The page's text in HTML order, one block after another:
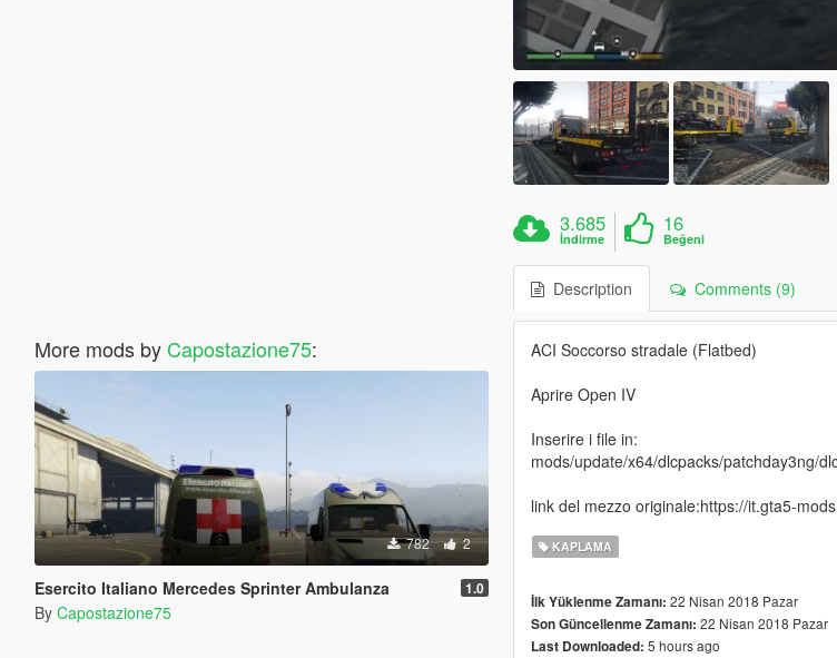
More mods by Capostazione75:
782 2
Esercito Italiano Mercedes Sprinter Ambulanza 1.0
By Capostazione75
3.685
İndirme
16
Beğeni
Description Comments (9)
ACI Soccorso stradale (Flatbed)
Aprire Open IV
Inserire i file in:
mods/update/x64/dlcpacks/patchday3ng/
link del mezzo originale:https://it.gta5-
KAPLAMA
İlk Yüklenme Zamanı: 22 Nisan 2018 Pazar
Son Güncellenme Zamanı: 22 Nisan 2018 Pazar
Last Downloaded: 5 hours ago